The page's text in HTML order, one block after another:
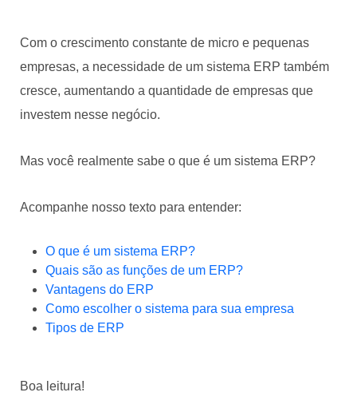
Com o crescimento constante de micro e pequenas
empresas, a necessidade de um sistema ERP também
cresce, aumentando a quantidade de empresas que
investem nesse negócio.
Mas você realmente sabe o que é um sistema ERP?
Acompanhe nosso texto para entender:
O que é um sistema ERP?
Quais são as funções de um ERP?
Vantagens do ERP
Como escolher o sistema para sua empresa
Tipos de ERP
Boa leitura!